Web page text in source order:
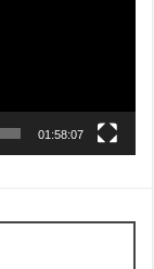
01:58:07